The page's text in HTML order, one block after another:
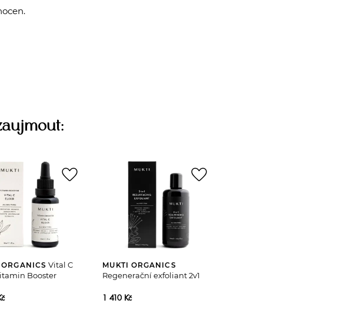
Vital C
Booster
favorite_border
MUKTI ORGANICS
Regenerační exfoliant 2v1
1 410 Kč
favorite_border